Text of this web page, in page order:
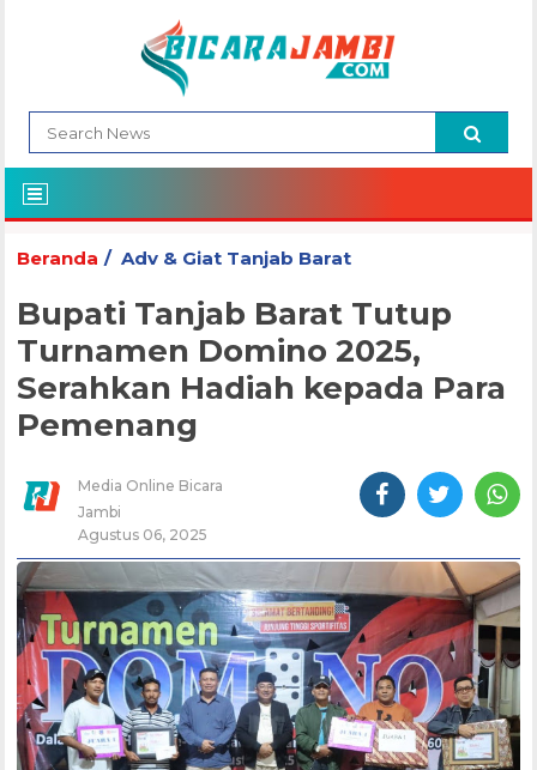
Beranda Adv & Giat Tanjab Barat
Bupati Tanjab Barat Tutup
Turnamen Domino 2025,
Serahkan Hadiah kepada Para
Pemenang
Media Online Bicara
Jambi
Agustus 06, 2025